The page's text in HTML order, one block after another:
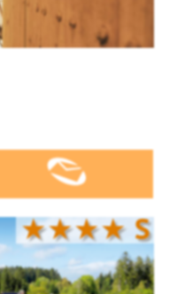
★★★★S